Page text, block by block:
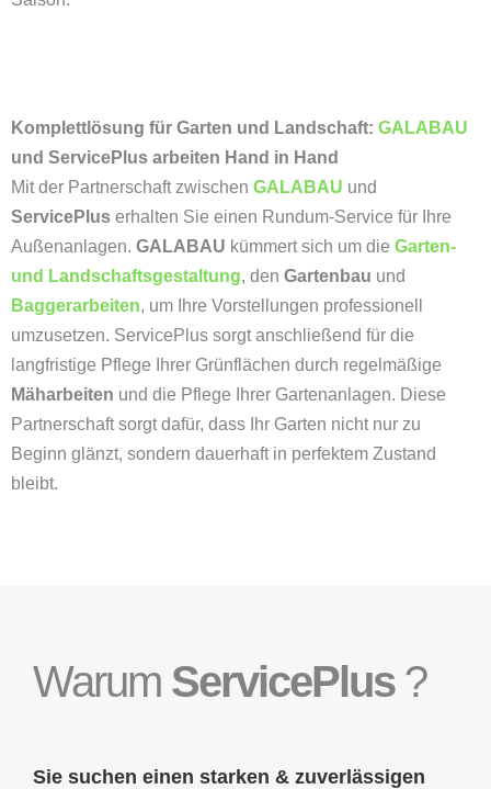
Komplettlösung für Garten und Landschaft: GALABAU
und ServicePlus arbeiten Hand in Hand
Mit der Partnerschaft zwischen GALABAU und
ServicePlus erhalten Sie einen Rundum-Service für Ihre
Außenanlagen. GALABAU kümmert sich um die Garten-
und Landschaftsgestaltung, den Gartenbau und
Baggerarbeiten, um Ihre Vorstellungen professionell
umzusetzen. ServicePlus sorgt anschließend für die
langfristige Pflege Ihrer Grünflächen durch regelmäßige
Mäharbeiten und die Pflege Ihrer Gartenanlagen. Diese
Partnerschaft sorgt dafür, dass Ihr Garten nicht nur zu
Beginn glänzt, sondern dauerhaft in perfektem Zustand
bleibt.
Warum ServicePlus?
Sie suchen einen starken & zuverlässigen